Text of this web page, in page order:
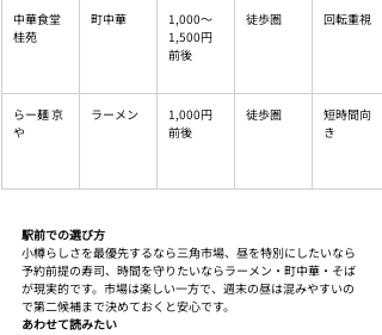
中華食堂
桂苑
町中華
1,000〜
1,500円
前後
徒歩圏 回転重視
らー麺 京
や
ラーメン
1,000円
前後
徒歩圏
短時間向
き
駅前での選び方
小樽らしさを最優先するなら三角市場、昼を特別にしたいなら
予約前提の寿司、時間を守りたいならラーメン・町中華・そば
が現実的です。市場は楽しい一方で、週末の昼は混みやすいの
で第二候補まで決めておくと安心です。
あわせて読みたい